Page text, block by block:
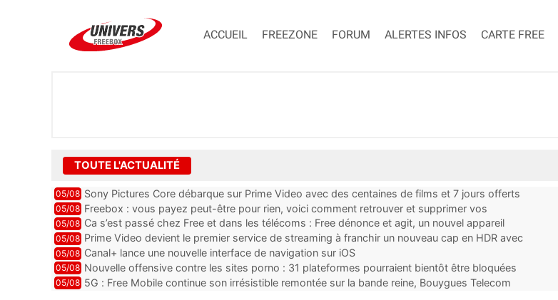
ACCUEIL FREEZONE FORUM ALERTES INFOS CARTE FREE
TOUTE L'ACTUALITÉ
05/08 Sony Pictures Core débarque sur Prime Video avec des centaines de films et 7 jours offerts
05/08 Freebox : vous payez peut-être pour rien, voici comment retrouver et supprimer vos
abonnements TV oubliés
05/08 Ca s’est passé chez Free et dans les télécoms : Free dénonce et agit, un nouvel appareil
pointe le bout de...
05/08 Prime Video devient le premier service de streaming à franchir un nouveau cap en HDR avec
ce lancement
05/08 Canal+ lance une nouvelle interface de navigation sur iOS
05/08 Nouvelle offensive contre les sites porno : 31 plateformes pourraient bientôt être bloquées
par Orange, Free, SF...
05/08 5G : Free Mobile continue son irrésistible remontée sur la bande reine, Bouygues Telecom